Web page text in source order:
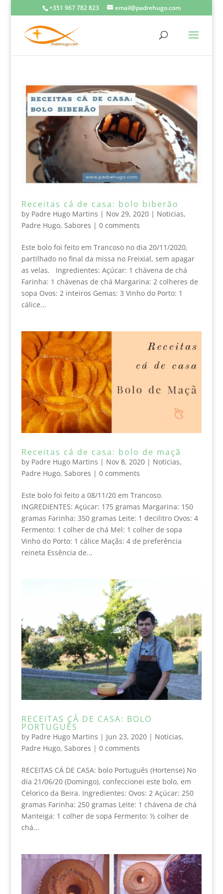
+351 967 782 823 email@padrehugo.com
Receitas cá de casa: bolo biberão
by Padre Hugo Martins | Nov 29, 2020| Noticias,
Padre Hugo, Sabores | 0 comments
Este bolo foi feito em Trancoso no dia 20/11/2020,
partilhado no final da missa no Freixial, sem apagar
as velas. Ingredientes: Açúcar: 1 chávena de chá
Farinha: 1 chávenas de chá Margarina: 2 colheres de
sopa Ovos: 2 inteiros Gemas: 3 Vinho do Porto: 1
cálice...
Receitas cá de casa: bolo de maçã
by Padre Hugo Martins | Nov 8, 2020| Noticias,
Padre Hugo, Sabores | 0 comments
Este bolo foi feito a 08/11/20 em Trancoso.
INGREDIENTES: Açúcar: 175 gramas Margarina: 150
gramas Farinha: 350 gramas Leite: 1 decilitro Ovos: 4
Fermento: 1 colher de chá Mel: 1 colher de sopa
Vinho do Porto: 1 cálice Maçãs: 4 de preferência
reineta Essência de...
RECEITAS CÁ DE CASA: BOLO
PORTUGUÊS
by Padre Hugo Martins | Jun 23, 2020| Noticias,
Padre Hugo, Sabores | 0 comments
RECEITAS CÁ DE CASA: bolo Português (Hortense) No
dia 21/06/20 (Domingo), confeccionei este bolo, em
Celorico da Beira. Ingredientes: Ovos: 2 Açúcar: 250
gramas Farinha: 250 gramas Leite: 1 chávena de chá
Manteiga: 1 colher de sopa Fermento: ½ colher de
chá...